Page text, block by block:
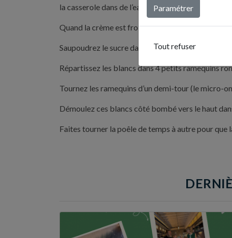
la casserole dans de l’eau froide puis conservez au
Quand la crème est froide, et juste avant de
Saupoudrez le sucre dans une poêle à fond anti
Répartissez les blancs dans 4 petits ramequins
Tournez les ramequins d’un demi-tour (le micro-
Démoulez ces blancs côté bombé vers le haut
Faites tourner la poêle de temps à autre pour
Paramétrer
Tout refuser